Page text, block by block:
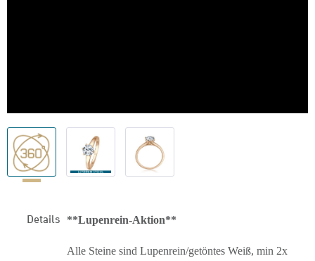
Details **Lupenrein-Aktion**
Alle Steine sind Lupenrein/getöntes Weiß, min 2x